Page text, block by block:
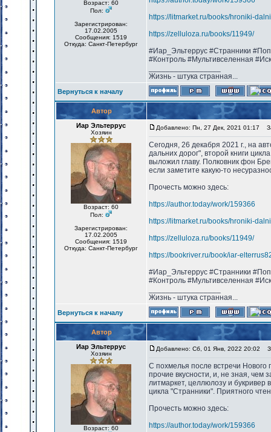
Возраст: 60
Пол:
Зарегистрирован:
17.02.2005
Сообщения: 1519
Откуда: Санкт-Петербург
https://litmarket.ru/books/hroniki-
https://zelluloza.ru/books/11949/
#Иар_Эльтеррус #Странники
#Контроль #Мультивселенная
Жизнь - штука странная...
Вернуться к началу
Автор
Иар Эльтеррус
Хозяин
Возраст: 60
Пол:
Зарегистрирован:
17.02.2005
Сообщения: 1519
Откуда: Санкт-Петербург
Добавлено: Пн, 27 Дек, 2021 01:17
Сегодня, 26 декабря 2021 г., на
дальних дорог", второй книги
выложил главу. Полковник фон
если заметите какую-то
Прочесть можно здесь:
https://author.today/work/159366
https://litmarket.ru/books/hroniki-
https://zelluloza.ru/books/11949/
https://bookriver.ru/book/iar-
#Иар_Эльтеррус #Странники
#Контроль #Мультивселенная
Жизнь - штука странная...
Вернуться к началу
Автор
Иар Эльтеррус
Хозяин
Возраст: 60
Добавлено: Сб, 01 Янв, 2022 20:02
С похмелья после встречи Нового
прочие вкусности, и, не зная, чем
литмаркет, целлюлозу и букривер
цикла "Странники". Приятного
Прочесть можно здесь:
https://author.today/work/159366